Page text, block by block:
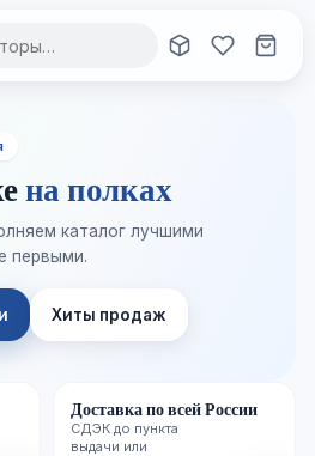
на полках
каталог лучшими
первыми.
Хиты продаж
Доставка по всей России
СДЭК до пункта
выдачи или